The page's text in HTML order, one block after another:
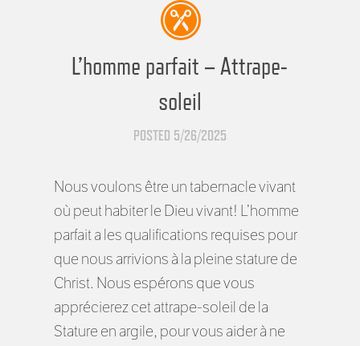
L’homme parfait – Attrape-
soleil
POSTED 5/26/2025
Nous voulons être un tabernacle vivant
où peut habiter le Dieu vivant! L’homme
parfait a les qualifications requises pour
que nous arrivions à la pleine stature de
Christ. Nous espérons que vous
apprécierez cet attrape-soleil de la
Stature en argile, pour vous aider à ne